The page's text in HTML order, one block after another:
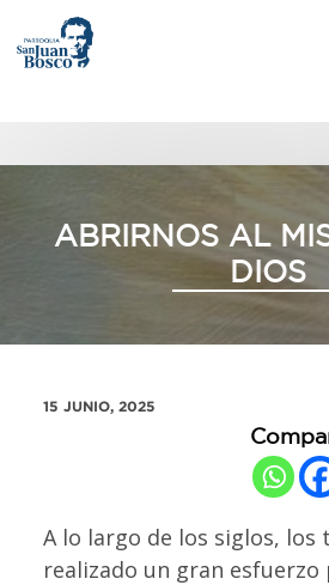
Inicio
ABRIRNOS AL
DIOS
15 JUNIO, 2025
A lo largo de los siglos, los
realizado un gran esfuerzo